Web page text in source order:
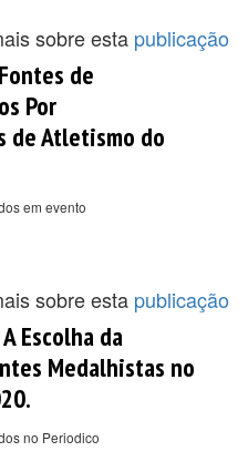
sobre esta publicação
de
Por
de Atletismo do
em evento
sobre esta publicação
Escolha da
Medalhistas no
no Periodico